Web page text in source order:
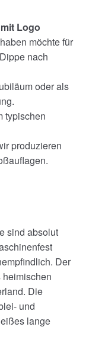
Logo
möchte für
nach
oder als
typischen
produzieren
sind absolut
Der
Die
und
lange